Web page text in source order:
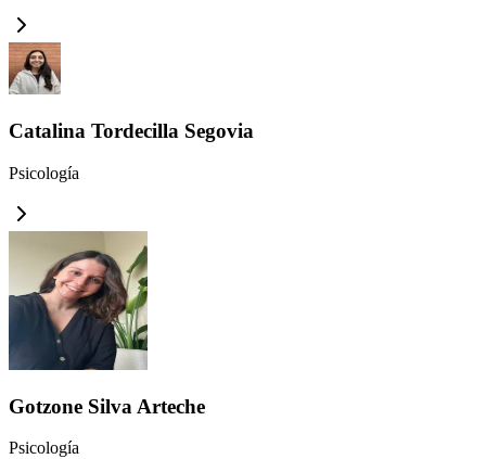
Catalina Tordecilla Segovia
Psicología
Gotzone Silva Arteche
Psicología